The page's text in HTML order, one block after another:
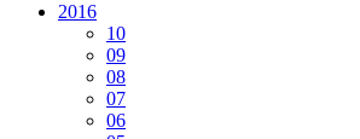
2016
10
09
08
07
06